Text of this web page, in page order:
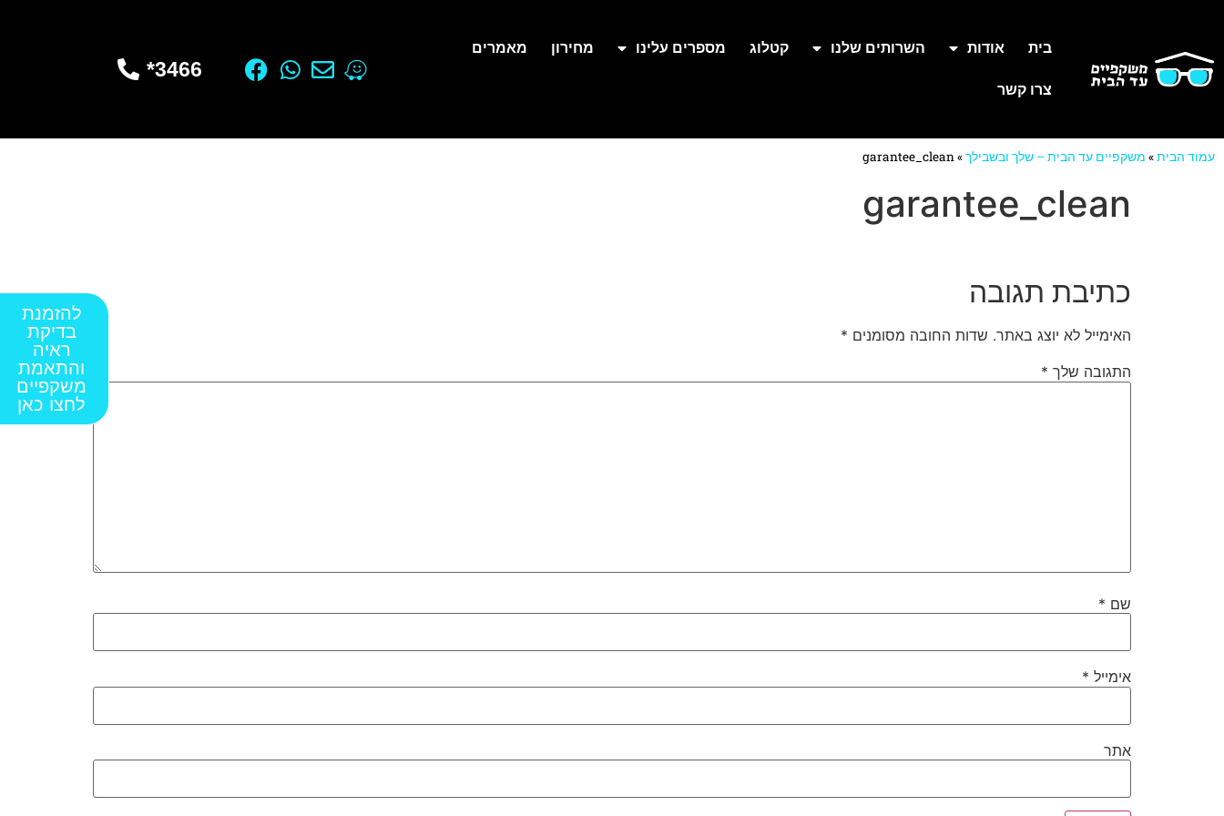
בית אודות השרותים שלנו קטלוג מספרים עלינו מחירון מאמרים
צרו קשר
3466*
עמוד הבית» משקפיים עד הבית – שלך ובשבילך»
garantee_clean
garantee_clean
כתיבת תגובה
האימייל לא יוצג באתר. שדות החובה מסומנים *
התגובה שלך *
שם *
אימייל *
אתר
להזמנת
בדיקת
ראיה
והתאמת
משקפיים
לחצו כאן